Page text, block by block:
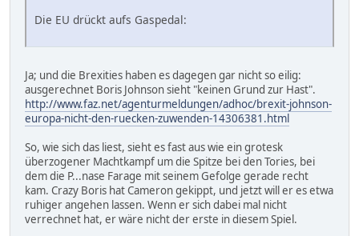
Die EU drückt aufs Gaspedal:
Ja; und die Brexities haben es dagegen gar nicht so eilig:
ausgerechnet Boris Johnson sieht "keinen Grund zur Hast".
http://www.faz.net/agenturmeldungen/adhoc/brexit-johnson-
europa-nicht-den-ruecken-zuwenden-14306381.html
So, wie sich das liest, sieht es fast aus wie ein grotesk
überzogener Machtkampf um die Spitze bei den Tories, bei
dem die P...nase Farage mit seinem Gefolge gerade recht
kam. Crazy Boris hat Cameron gekippt, und jetzt will er es etwa
ruhiger angehen lassen. Wenn er sich dabei mal nicht
verrechnet hat, er wäre nicht der erste in diesem Spiel.